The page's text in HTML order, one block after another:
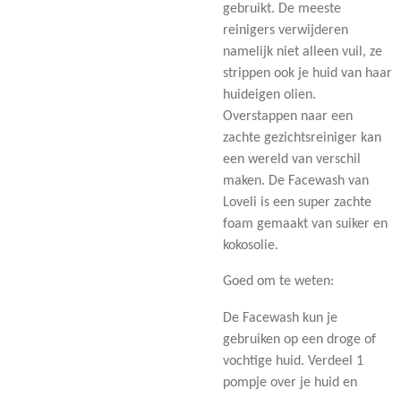
gebruikt. De meeste
reinigers verwijderen
namelijk niet alleen vuil, ze
strippen ook je huid van haar
huideigen olien.
Overstappen naar een
zachte gezichtsreiniger kan
een wereld van verschil
maken. De Facewash van
Loveli is een super zachte
foam gemaakt van suiker en
kokosolie.
Goed om te weten:
De Facewash kun je
gebruiken op een droge of
vochtige huid. Verdeel 1
pompje over je huid en